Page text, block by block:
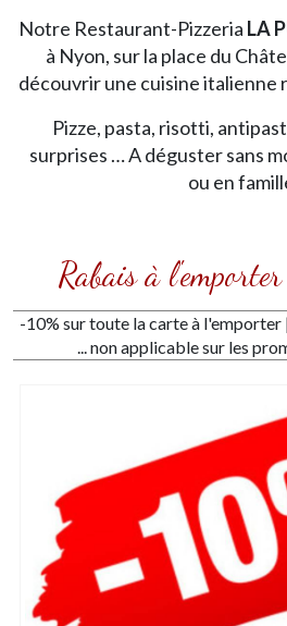
Notre Restaurant-Pizzeria LA
à Nyon, sur la place du
découvrir une cuisine
Pizze, pasta, risotti,
surprises … A déguster sans
ou en
Rabais à
-10% sur toute la carte à
... non applicable sur les